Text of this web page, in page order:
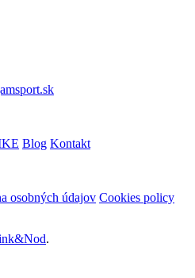
Blog Kontakt
osobných údajov Cookies policy
.